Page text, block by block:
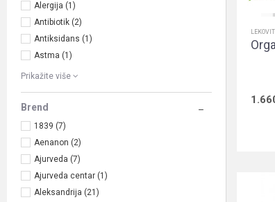
Alergija (1)
Antibiotik (2)
Antiksidans (1)
Astma (1)
Prikažite više
Brend
1839 (7)
Aenanon (2)
Ajurveda (7)
Ajurveda centar (1)
Aleksandrija (21)